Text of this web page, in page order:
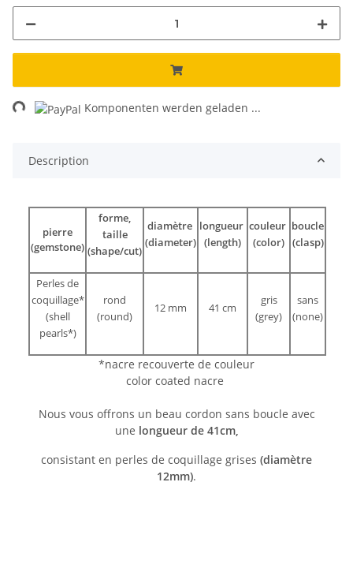
Komponenten werden geladen ...
Description
pierre
(gemstone)
forme,
taille
(shape/cut)
diamètre
(diameter)
longueur
(length)
couleur
(color)
boucle
(clasp)
Perles de
coquillage*
(shell
pearls*)
rond
(round)
12 mm 41 cm
gris
(grey)
sans
(none)
*nacre recouverte de couleur
color coated nacre
Nous vous offrons un beau cordon sans boucle avec
une longueur de 41cm,
consistant en perles de coquillage grises (diamètre
12mm).